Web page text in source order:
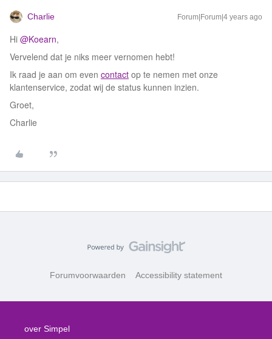
Charlie Forum|Forum|4 years ago
Hi @Koearn,
Vervelend dat je niks meer vernomen hebt!
Ik raad je aan om even contact op te nemen met onze
klantenservice, zodat wij de status kunnen inzien.
Groet,
Charlie
Forumvoorwaarden Accessibility statement
over Simpel